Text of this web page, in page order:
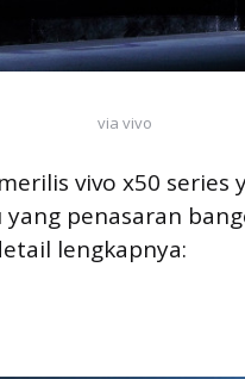
via vivo
vivo x50 series
yang penasaran
lengkapnya: